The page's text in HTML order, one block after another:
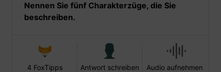
Nennen Sie fünf Charakterzüge, die Sie
beschreiben.
4 FoxTipps Antwort schreiben Audio aufnehmen